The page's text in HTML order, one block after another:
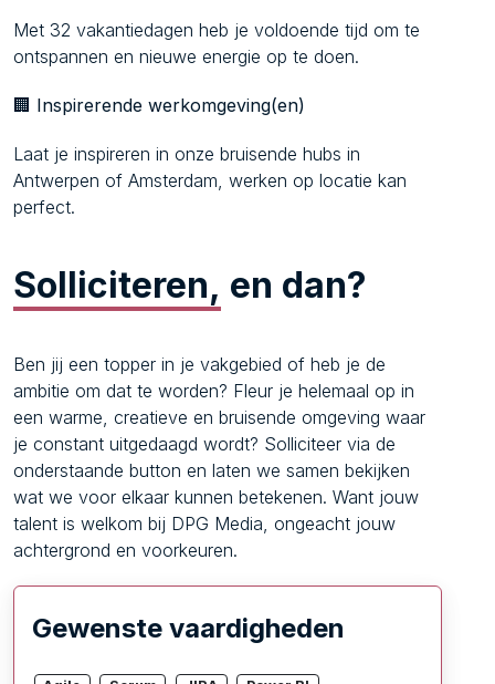
Met 32 vakantiedagen heb je voldoende tijd om te
ontspannen en nieuwe energie op te doen.
🏢 Inspirerende werkomgeving(en)
Laat je inspireren in onze bruisende hubs in
Antwerpen of Amsterdam, werken op locatie kan
perfect.
Solliciteren, en dan?
Ben jij een topper in je vakgebied of heb je de
ambitie om dat te worden? Fleur je helemaal op in
een warme, creatieve en bruisende omgeving waar
je constant uitgedaagd wordt? Solliciteer via de
onderstaande button en laten we samen bekijken
wat we voor elkaar kunnen betekenen. Want jouw
talent is welkom bij DPG Media, ongeacht jouw
achtergrond en voorkeuren.
Gewenste vaardigheden